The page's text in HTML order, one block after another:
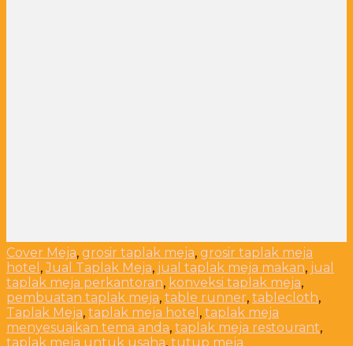
Cover Meja, grosir taplak meja, grosir taplak meja
hotel ,Jual Taplak Meja, jual taplak meja makan, jual
taplak meja perkantoran, konveksi taplak meja,
pembuatan taplak meja, table runner, tablecloth,
Taplak Meja, taplak meja hotel , taplak meja
menyesuaikan tema anda, taplak meja restourant,
taplak meja untuk usaha, tutup meja